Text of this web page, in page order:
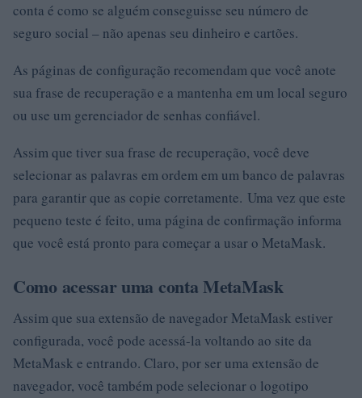
conta é como se alguém conseguisse seu número de
seguro social – não apenas seu dinheiro e cartões.
As páginas de configuração recomendam que você anote
sua frase de recuperação e a mantenha em um local seguro
ou use um gerenciador de senhas confiável.
Assim que tiver sua frase de recuperação, você deve
selecionar as palavras em ordem em um banco de palavras
para garantir que as copie corretamente. Uma vez que este
pequeno teste é feito, uma página de confirmação informa
que você está pronto para começar a usar o MetaMask.
Como acessar uma conta MetaMask
Assim que sua extensão de navegador MetaMask estiver
configurada, você pode acessá-la voltando ao site da
MetaMask e entrando. Claro, por ser uma extensão de
navegador, você também pode selecionar o logotipo